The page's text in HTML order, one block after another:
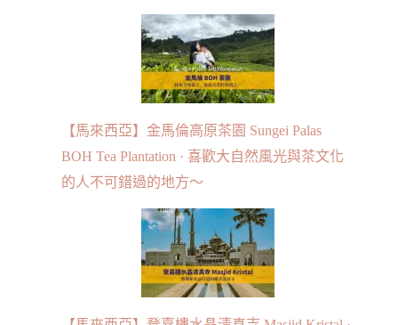
【馬來西亞】金馬倫高原茶園 Sungei Palas
BOH Tea Plantation · 喜歡大自然風光與茶文化
的人不可錯過的地方～